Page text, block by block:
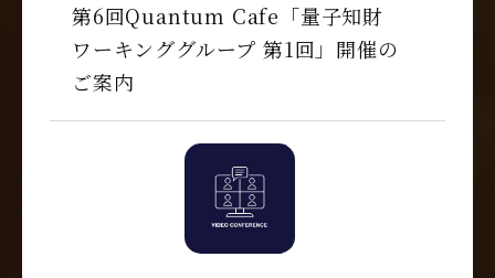
第6回Quantum Cafe「量子知財
ワーキンググループ 第1回」開催の
ご案内